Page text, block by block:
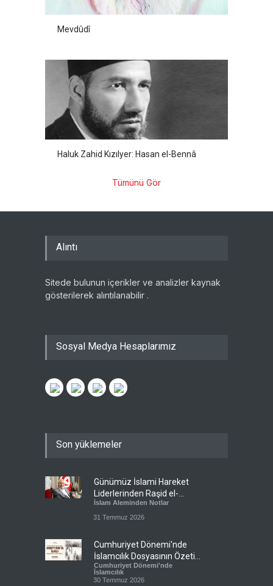
Mevdûdî
Haluk Zahid Kızılyer: Hasan el-Bennâ
Tümünü Gör
Alıntı
Sitede bulunun içerikler ve analizler kaynak
gösterilerek alıntılanabilir .
Sosyal Medya Hesaplarımız
Son yüklemeler
Günümüz İslami Hareket
Liderlerinden Raşid el-
Gannuşi’ye Seküler Faşizmin
Zindanlarında Ağır Tecrit
İslam Aleminden Notlar
31 Temmuz 2026
Cumhuriyet Dönemi'nde
İslamcılık Dosyasının Özeti
Sizlerle!
Cumhuriyet Dönemi'nde
İslamcılık
30 Temmuz 2026